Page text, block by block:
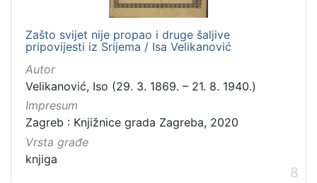
Zašto svijet nije propao i druge šaljive
pripovijesti iz Srijema / Isa Velikanović
Autor
Velikanović, Iso (29. 3. 1869. – 21. 8. 1940.)
Impresum
Zagreb : Knjižnice grada Zagreba, 2020
Vrsta građe
knjiga
8